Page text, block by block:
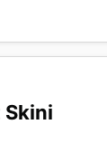
Skini